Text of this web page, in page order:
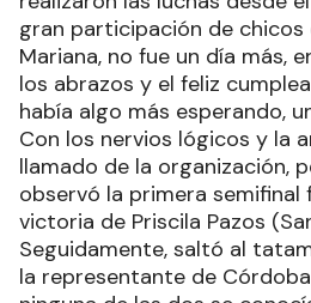
gran participación de chicos
Mariana, no fue un día más,
los abrazos y el feliz
había algo más esperando,
Con los nervios lógicos y la
llamado de la organización,
observó la primera semifinal
victoria de Priscila Pazos
Seguidamente, saltó al
la representante de